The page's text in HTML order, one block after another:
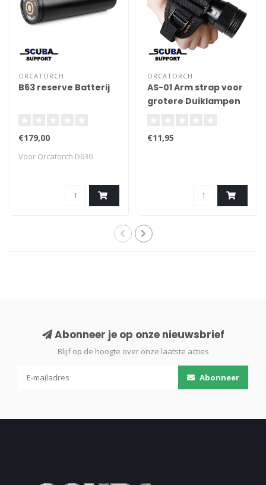
ORCATORCH
B63 reserve Batterij
€179,00
Voor Orcatorch D630
ORCATORCH
AS-01 Arm strap voor
grotere Duiklampen
€11,95
Abonneer je op onze nieuwsbrief
Blijf op de hoogte over onze laatste acties
Abonneer